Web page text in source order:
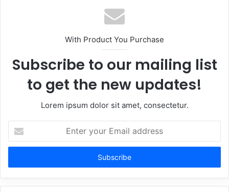
With Product You Purchase
Subscribe to our mailing list
to get the new updates!
Lorem ipsum dolor sit amet, consectetur.
Enter
your
Email